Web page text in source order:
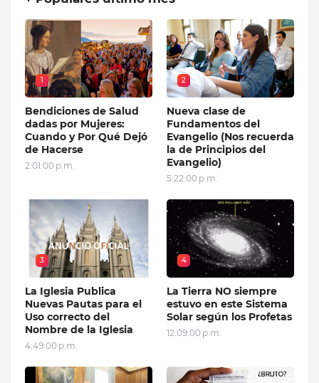
1
Bendiciones de Salud
dadas por Mujeres:
Cuando y Por Qué Dejó
de Hacerse
2:01:00 p.m.
2
Nueva clase de
Fundamentos del
Evangelio (Nos recuerda
la de Principios del
Evangelio)
5:22:00 p.m.
3
La Iglesia Publica
Nuevas Pautas para el
Uso correcto del
Nombre de la Iglesia
4:49:00 p.m.
4
La Tierra NO siempre
estuvo en este Sistema
Solar según los Profetas
12:09:00 p.m.